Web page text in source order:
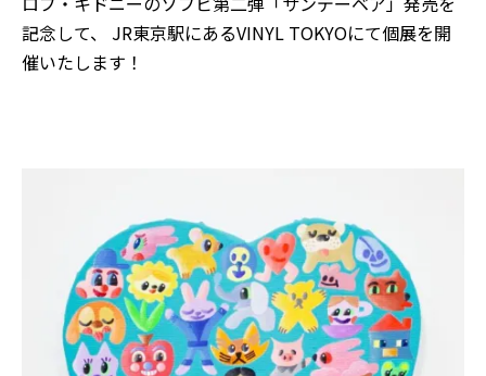
記念して、 JR東京駅にあるVINYL TOKYOにて個展を開
催いたします！